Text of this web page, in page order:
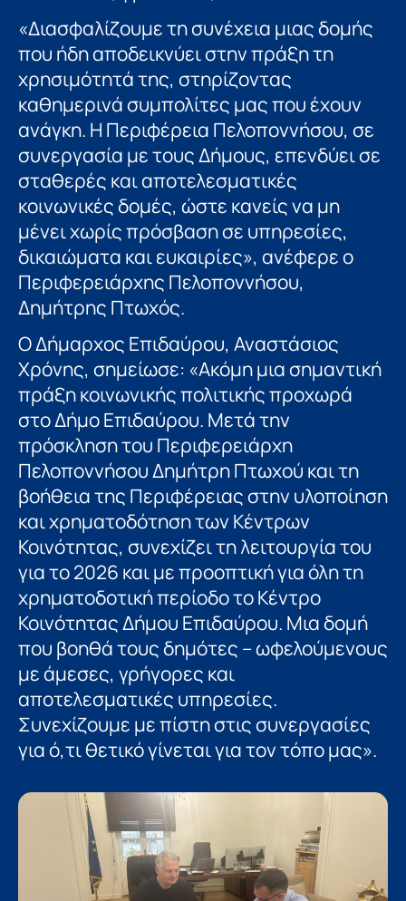
«Διασφαλίζουμε τη συνέχεια μιας δομής
που ήδη αποδεικνύει στην πράξη τη
χρησιμότητά της, στηρίζοντας
καθημερινά συμπολίτες μας που έχουν
ανάγκη. Η Περιφέρεια Πελοποννήσου, σε
συνεργασία με τους Δήμους, επενδύει σε
σταθερές και αποτελεσματικές
κοινωνικές δομές, ώστε κανείς να μη
μένει χωρίς πρόσβαση σε υπηρεσίες,
δικαιώματα και ευκαιρίες», ανέφερε ο
Περιφερειάρχης Πελοποννήσου,
Δημήτρης Πτωχός.
Ο Δήμαρχος Επιδαύρου, Αναστάσιος
Χρόνης, σημείωσε: «Ακόμη μια σημαντική
πράξη κοινωνικής πολιτικής προχωρά
στο Δήμο Επιδαύρου. Μετά την
πρόσκληση του Περιφερειάρχη
Πελοποννήσου Δημήτρη Πτωχού και τη
βοήθεια της Περιφέρειας στην υλοποίηση
και χρηματοδότηση των Κέντρων
Κοινότητας, συνεχίζει τη λειτουργία του
για το 2026 και με προοπτική για όλη τη
χρηματοδοτική περίοδο το Κέντρο
Κοινότητας Δήμου Επιδαύρου. Μια δομή
που βοηθά τους δημότες – ωφελούμενους
με άμεσες, γρήγορες και
αποτελεσματικές υπηρεσίες.
Συνεχίζουμε με πίστη στις συνεργασίες
για ό,τι θετικό γίνεται για τον τόπο μας».